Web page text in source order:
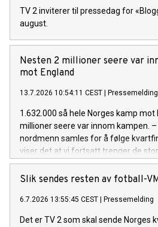
TV 2 inviterer til pressedag for
august.
Nesten 2 millioner seere var
mot England
13.7.2026 10:54:11 CEST Pressemelding
1.632.000 så hele Norges kamp
millioner seere var innom kampen.
nordmenn samles for å følge
viser det at vi fortsatt trenger de
TV 2-sjef Olav T. Sandnes.
Slik sendes resten av fotball-
6.7.2026 13:55:45 CEST Pressemelding
Det er TV 2 som skal sende Norges